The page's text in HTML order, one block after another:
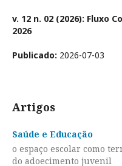
v. 12 n. 02 (2026): Fluxo
2026
Publicado: 2026-07-03
Artigos
Saúde e Educação
o espaço escolar como
do adoecimento juvenil